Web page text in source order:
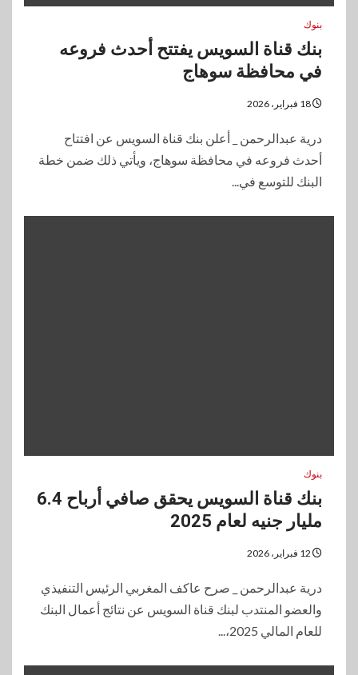
بنوك
بنك قناة السويس يفتتح أحدث فروعه
في محافظة سوهاج
​درية عبدالرحمن _ أعلن بنك قناة السويس عن افتتاح
أحدث فروعه في محافظة سوهاج، ويأتي ذلك ضمن خطة
البنك للتوسع في...
بنوك
بنك قناة السويس يحقق صافي أرباح 6.4
مليار جنيه لعام 2025
درية عبدالرحمن _ صرح عاكف المغربي الرئيس التنفيذي
والعضو المنتدب لبنك قناة السويس عن نتائج أعمال البنك
للعام المالي 2025،...